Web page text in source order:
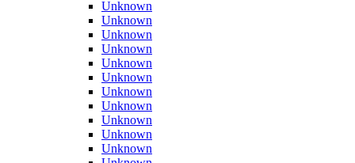
Unknown
Unknown
Unknown
Unknown
Unknown
Unknown
Unknown
Unknown
Unknown
Unknown
Unknown